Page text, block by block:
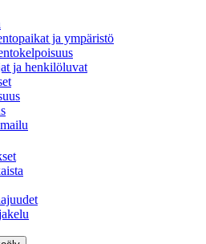
ja ympäristö
ja henkilöluvat